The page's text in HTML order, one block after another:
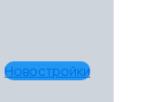
Новостройки